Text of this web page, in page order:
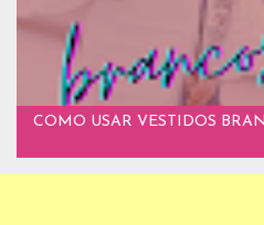
COMO USAR VESTIDOS